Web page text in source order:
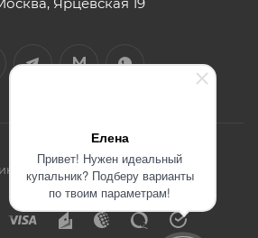
Елена
Привет! Нужен идеальный
купальник? Подберу варианты
по твоим параметрам!
интернет-магазин BikiniMe.ru